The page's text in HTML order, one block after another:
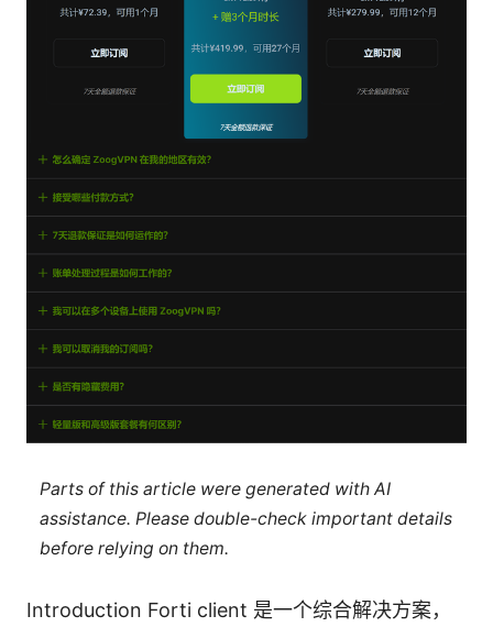
Parts of this article were generated with AI
assistance. Please double-check important details
before relying on them.
Introduction Forti client 是一个综合解决方案，